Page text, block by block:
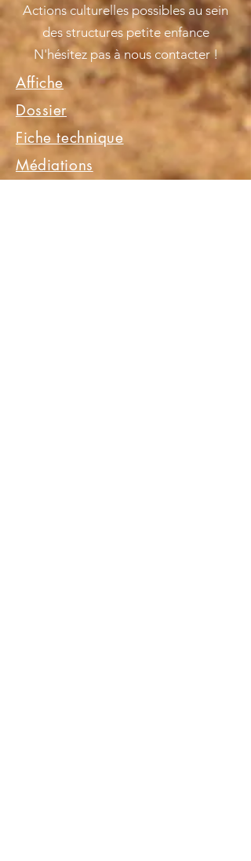
Actions culturelles possibles au sein
des structures petite enfance
N'hésitez pas à nous contacter !
Affiche
Dossier
Fiche technique
Médiations